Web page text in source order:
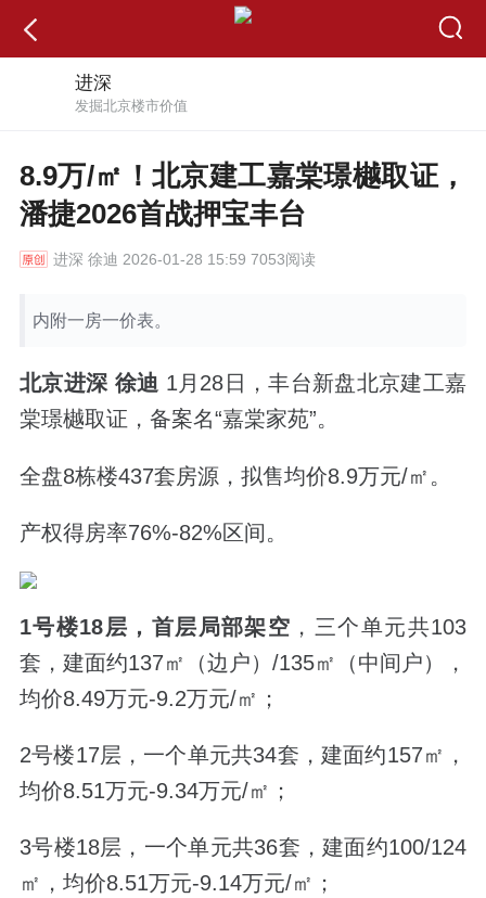
进深
发掘北京楼市价值
8.9万/㎡！北京建工嘉棠璟樾取证，
潘捷2026首战押宝丰台
进深 徐迪 2026-01-28 15:59 7053阅读
内附一房一价表。
北京进深 徐迪 1月28日，丰台新盘北京建工嘉
棠璟樾取证，备案名“嘉棠家苑”。
全盘8栋楼437套房源，拟售均价8.9万元/㎡。
产权得房率76%-82%区间。
1号楼18层，首层局部架空 ，三个单元共103
套，建面约137㎡（边户）/135㎡（中间户），
均价8.49万元-9.2万元/㎡ ；
2号楼17层，一个单元共34套，建面约157㎡，
均价8.51万元-9.34万元/㎡ ；
3号楼18层， 一个单元共36套，建面约100/124
㎡，均价8.51万元-9.14万元/㎡；